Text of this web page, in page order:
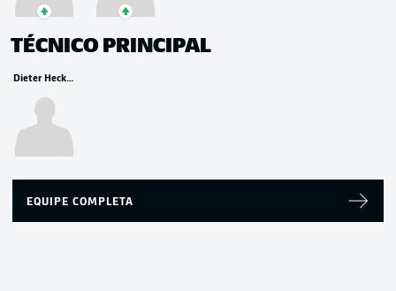
TÉCNICO PRINCIPAL
Dieter Hecking
EQUIPE COMPLETA